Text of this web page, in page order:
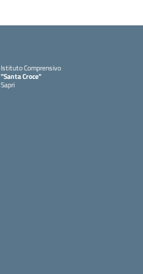
Istituto Comprensivo
"Santa Croce"
Sapri
— Visita la pagina iniziale della scuola